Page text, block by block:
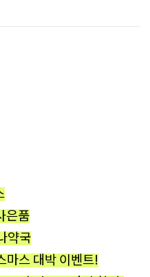
은품
약국
마스 대박 이벤트!